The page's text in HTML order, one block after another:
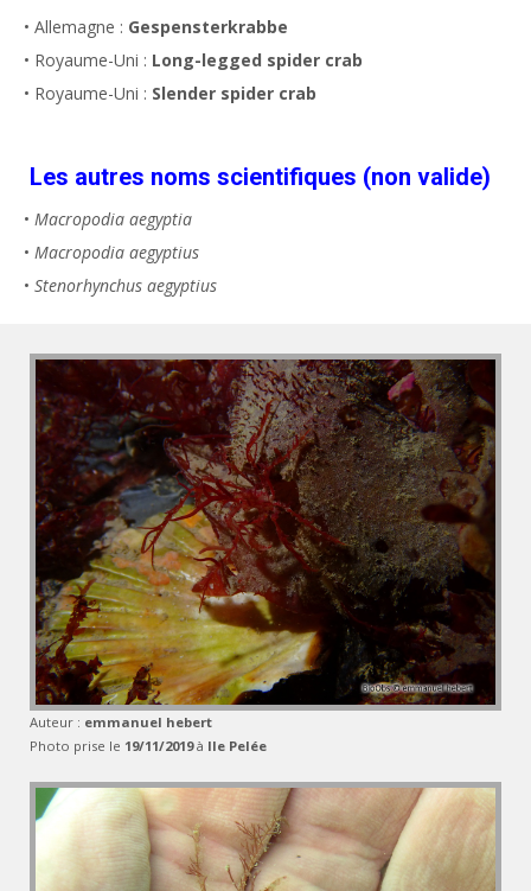
• Allemagne : Gespensterkrabbe
• Royaume-Uni : Long-legged spider crab
• Royaume-Uni : Slender spider crab
Les autres noms scientifiques (non valide)
• Macropodia aegyptia
• Macropodia aegyptius
• Stenorhynchus aegyptius
Auteur : emmanuel hebert
Photo prise le 19/11/2019à Ile Pelée